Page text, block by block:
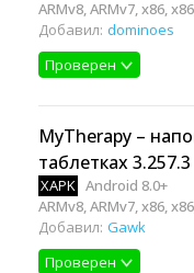
ARMv8, ARMv7, x86,
Добавил: dominoes
Проверен
MyTherapy –
таблетках 3.257.3
XAPK Android 8.0+
ARMv8, ARMv7, x86,
Добавил: Gawk
Проверен